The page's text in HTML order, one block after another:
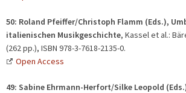
50: Roland Pfeiffer/Christoph Flamm (Eds.),
italienischen Musikgeschichte, Kassel et al.:
(262 pp.), ISBN 978-3-7618-2135-0.
Open Access
49: Sabine Ehrmann-Herfort/Silke Leopold